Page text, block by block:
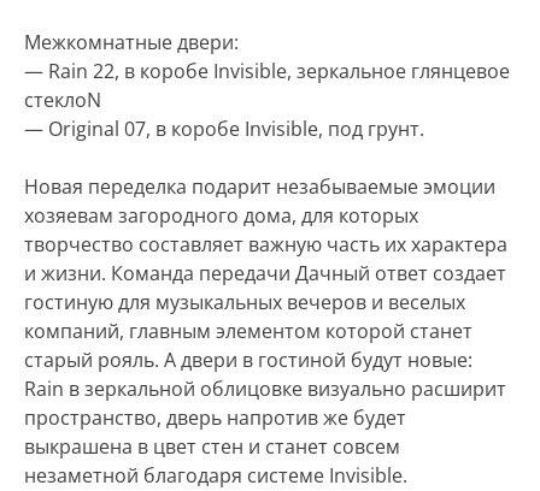
Межкомнатные двери:
— Rain 22, в коробе Invisible, зеркальное глянцевое
стеклоN
— Original 07, в коробе Invisible, под грунт.
Новая переделка подарит незабываемые эмоции
хозяевам загородного дома, для которых
творчество составляет важную часть их характера
и жизни. Команда передачи Дачный ответ создает
гостиную для музыкальных вечеров и веселых
компаний, главным элементом которой станет
старый рояль. А двери в гостиной будут новые:
Rain в зеркальной облицовке визуально расширит
пространство, дверь напротив же будет
выкрашена в цвет стен и станет совсем
незаметной благодаря системе Invisible.